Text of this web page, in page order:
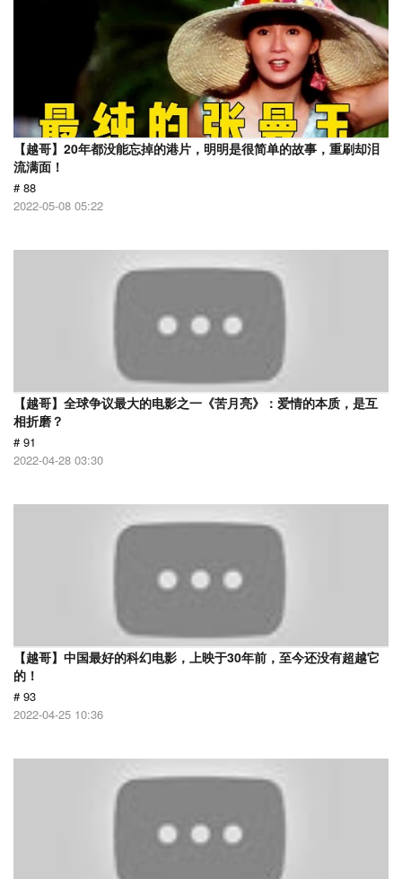
【越哥】20年都没能忘掉的港片，明明是很简单的故事，重刷却泪
流满面！
# 88
2022-05-08 05:22
【越哥】全球争议最大的电影之一《苦月亮》：爱情的本质，是互
相折磨？
# 91
2022-04-28 03:30
【越哥】中国最好的科幻电影，上映于30年前，至今还没有超越它
的！
# 93
2022-04-25 10:36